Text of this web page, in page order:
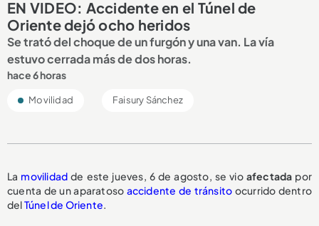
EN VIDEO: Accidente en el Túnel de
Oriente dejó ocho heridos
Se trató del choque de un furgón y una van. La vía
estuvo cerrada más de dos horas.
hace 6 horas
Movilidad Faisury Sánchez
La movilidad de este jueves, 6 de agosto, se vioafectada por
cuenta de un aparatoso accidente de tránsito ocurrido dentro
delTúnel de Oriente.